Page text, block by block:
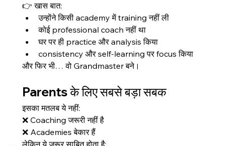
👉 खास बात:
उन्होंने किसी academy में training नहीं ली
कोई professional coach नहीं था
घर पर ही practice और analysis किया
consistency और self-learning पर focus किया
और फिर भी… वो Grandmaster बने।
Parents के लिए सबसे बड़ा सबक
इसका मतलब ये नहीं:
❌ Coaching जरूरी नहीं है
❌ Academies बेकार हैं